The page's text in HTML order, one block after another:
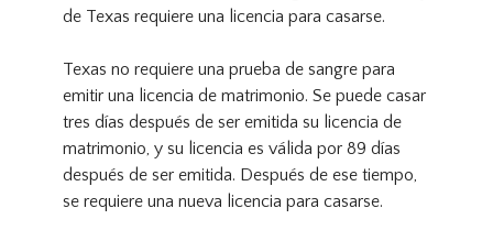
de Texas requiere una licencia para casarse.
Texas no requiere una prueba de sangre para
emitir una licencia de matrimonio. Se puede casar
tres días después de ser emitida su licencia de
matrimonio, y su licencia es válida por 89 días
después de ser emitida. Después de ese tiempo,
se requiere una nueva licencia para casarse.